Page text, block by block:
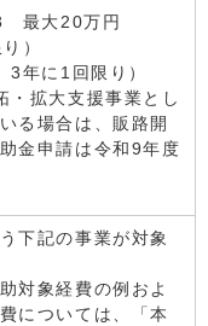
最大20万円
）
3年に1回限り）
・拡大支援事業とし
る場合は、販路開
金申請は令和9年度
下記の事業が対象
対象経費の例およ
については、「本